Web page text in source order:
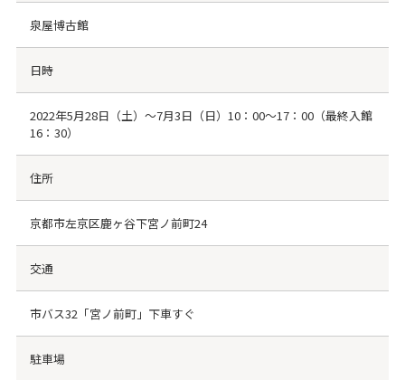
泉屋博古館
日時
2022年5月28日（土）～7月3日（日）10：00～17：00（最終入館
16：30）
住所
京都市左京区鹿ヶ谷下宮ノ前町24
交通
市バス32「宮ノ前町」下車すぐ
駐車場